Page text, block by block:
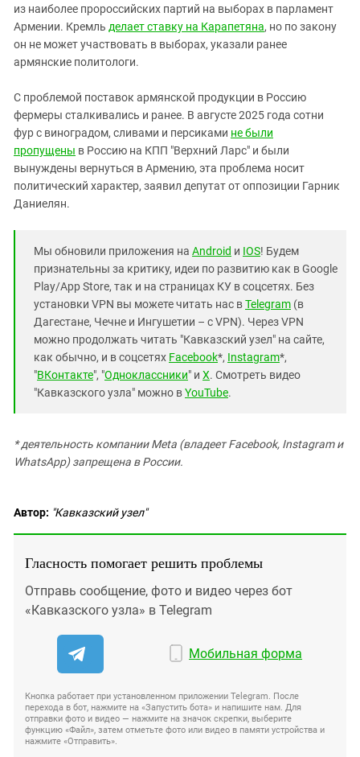
из наиболее пророссийских партий на выборах в парламент
Армении. Кремль делает ставку на Карапетяна, но по закону
он не может участвовать в выборах, указали ранее
армянские политологи.
С проблемой поставок армянской продукции в Россию
фермеры сталкивались и ранее. В августе 2025 года сотни
фур с виноградом, сливами и персиками не были
пропущены в Россию на КПП "Верхний Ларс" и были
вынуждены вернуться в Армению, эта проблема носит
политический характер, заявил депутат от оппозиции Гарник
Даниелян.
Мы обновили приложения на Android и IOS! Будем
признательны за критику, идеи по развитию как в Google
Play/App Store, так и на страницах КУ в соцсетях. Без
установки VPN вы можете читать нас вTelegram (в
Дагестане, Чечне и Ингушетии – с VPN). Через VPN
можно продолжать читать "Кавказский узел" на сайте,
как обычно, и в соцсетях Facebook*, Instagram*,
"ВКонтакте", "Одноклассники" и X. Смотреть видео
"Кавказского узла" можно вYouTube.
* деятельность компании Meta (владеет Facebook, Instagram и
WhatsApp) запрещена в России.
Автор: "Кавказский узел"
Гласность помогает решить проблемы
Отправь сообщение, фото и видео через бот
«Кавказского узла» в Telegram
Мобильная форма
Кнопка работает при установленном приложении Telegram. После
перехода в бот, нажмите на «Запустить бота» и напишите нам. Для
отправки фото и видео — нажмите на значок скрепки, выберите
функцию «Файл», затем отметьте фото или видео в памяти устройства и
нажмите «Отправить».